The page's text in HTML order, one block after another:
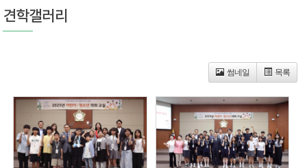
견학갤러리
썸네일 목록